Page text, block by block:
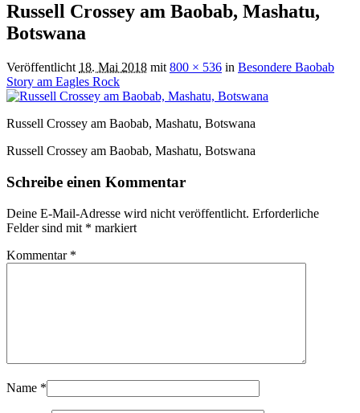
Russell Crossey am Baobab, Mashatu,
Botswana
Veröffentlicht 18. Mai 2018 mit 800 × 536 in Besondere Baobab
Story am Eagles Rock
Russell Crossey am Baobab, Mashatu, Botswana
Russell Crossey am Baobab, Mashatu, Botswana
Schreibe einen Kommentar
Deine E-Mail-Adresse wird nicht veröffentlicht. Erforderliche
Felder sind mit * markiert
Kommentar *
Name *